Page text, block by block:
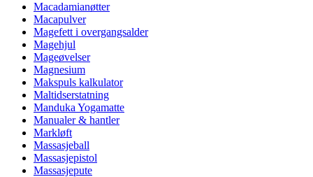
Macadamianøtter
Macapulver
Magefett i overgangsalder
Magehjul
Mageøvelser
Magnesium
Makspuls kalkulator
Maltidserstatning
Manduka Yogamatte
Manualer & hantler
Markløft
Massasjeball
Massasjepistol
Massasjepute